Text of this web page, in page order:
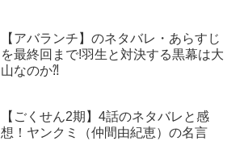
【アバランチ】のネタバレ・あらすじ
を最終回まで!羽生と対決する黒幕は大
山なのか⁈
【ごくせん2期】4話のネタバレと感
想！ヤンクミ（仲間由紀恵）の名言